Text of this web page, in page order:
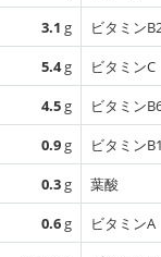
3.1 g
5.4g
4.5g
0.9g
0.3g
0.6g
ビタミン
ビタミンC
ビタミン
ビタミン
葉酸
ビタミンA